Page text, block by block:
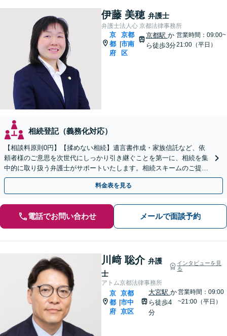
伊藤 美穂 弁護士
弁護士法人心 京都法律事務所
京
都
府
京都
市南
区
京都駅 か
ら徒歩3分
営業時間：09:00~
21:00（平日）
相続登記（義務化対応）
【相談料原則0円】【揉めない相続】遺言書作成・家族信託など、依
頼者様のご意思を次世代にしっかり引き継ぐことを第一に、相続を集
中的に取り扱う弁護士がサポートいたします。相続スキームのご提案
から遺言執行まで責任を持って対応させていただきます。
料金表を見る
電話でお問い合わせ メールで面談予約
川﨑 聡介 弁護
士
インタビューを見
る
アトム京都法律事務所
京
都
府
|
京都
市中
京区
大宮駅 か
ら徒歩4
分
営業時間：09:00
~21:00（平日）